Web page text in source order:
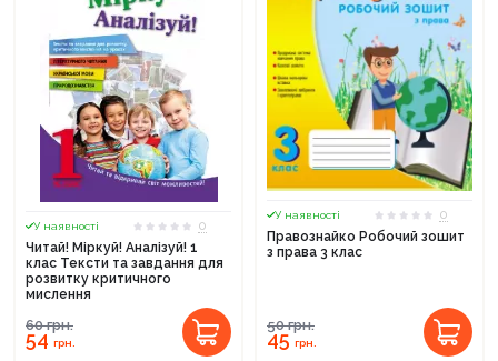
У наявності
0
Читай! Міркуй! Аналізуй! 1
клас Тексти та завдання для
розвитку критичного
мислення
60грн.
54грн.
У наявності
0
Правознайко Робочий зошит
з права 3 клас
50грн.
45грн.